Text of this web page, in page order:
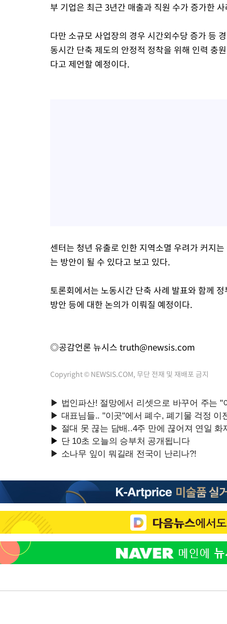
부 기업은 최근 3년간 매출과 직원 수가 증가한
다만 소규모 사업장의 경우 시간외수당 증가 등
동시간 단축 제도의 안정적 정착을 위해 인력 충
다고 제언할 예정이다.
센터는 청년 유출로 인한 지역소멸 우려가 커지
는 방안이 될 수 있다고 보고 있다.
토론회에서는 노동시간 단축 사례 발표와 함께
방안 등에 대한 논의가 이뤄질 예정이다.
◎공감언론 뉴시스 truth@newsis.com
Copyright © NEWSIS.COM, 무단 전재 및 재배포 금지